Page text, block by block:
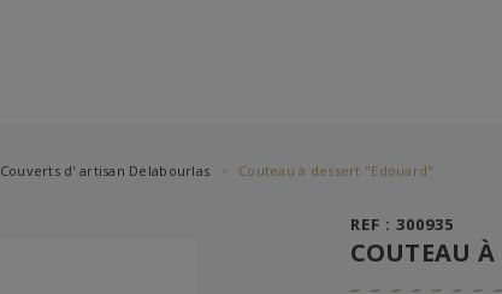
Couverts d' artisan Delabourlas Couteau à dessert "Edouard"
REF : 300935
COUTEAU À